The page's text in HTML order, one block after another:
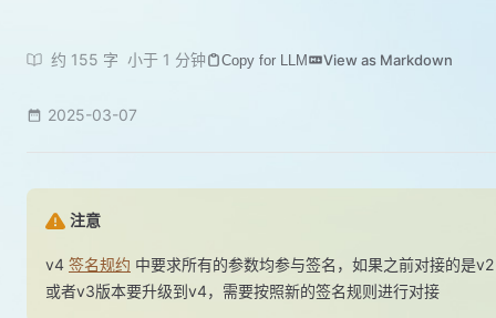
约 155 字 小于 1 分钟 Copy for LLM View as Markdown
2025-03-07
注意
v4 签名规约 中要求所有的参数均参与签名，如果之前对接的是v2
或者v3版本要升级到v4，需要按照新的签名规则进行对接